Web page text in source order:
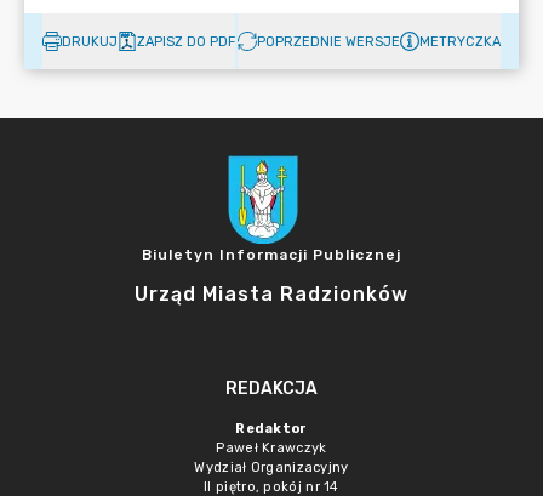
DRUKUJ ZAPISZ DO PDF POPRZEDNIE WERSJE METRYCZKA
Biuletyn Informacji Publicznej
Urząd Miasta Radzionków
REDAKCJA
Redaktor
Paweł Krawczyk
Wydział Organizacyjny
II piętro, pokój nr 14